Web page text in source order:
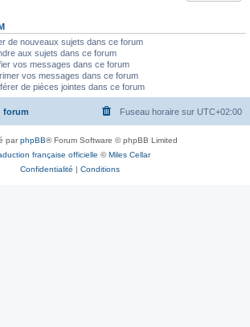
de nouveaux sujets dans ce forum
aux sujets dans ce forum
vos messages dans ce forum
vos messages dans ce forum
de pièces jointes dans ce forum
forum Fuseau horaire sur UTC+02:00
parphpBB® Forum Software © phpBB Limited
française officielle ©Miles Cellar
Confidentialité | Conditions